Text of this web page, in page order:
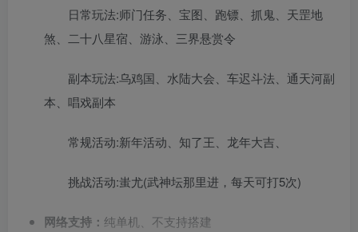
日常玩法:师门任务、宝图、跑镖、抓鬼、天罡地
煞、二十八星宿、游泳、三界悬赏令
副本玩法:乌鸡国、水陆大会、车迟斗法、通天河副
本、唱戏副本
常规活动:新年活动、知了王、龙年大吉、
挑战活动:蚩尤(武神坛那里进，每天可打5次)
网络支持： 纯单机、不支持搭建